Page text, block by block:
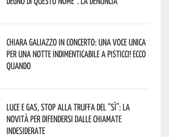
Chiara Galiazzo in concerto: una voce unica
per una notte indimenticabile a Pisticci! Ecco
quando
Luce e gas, stop alla truffa del “Sì”: la
novità per difendersi dalle chiamate
indesiderate